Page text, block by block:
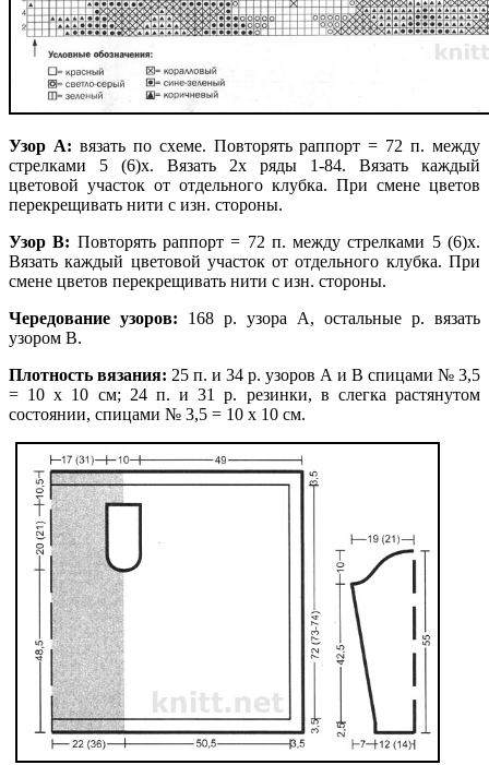
Узор А: вязать по схеме. Повторять раппорт = 72 п. между
стрелками 5 (6)х. Вязать 2х ряды 1-84. Вязать каждый
цветовой участок от отдельного клубка. При смене цветов
перекрещивать нити с изн. стороны.
Узор В: Повторять раппорт = 72 п. между стрелками 5 (6)х.
Вязать каждый цветовой участок от отдельного клубка. При
смене цветов перекрещивать нити с изн. стороны.
Чередование узоров: 168 р. узора А, остальные р. вязать
узором В.
Плотность вязания: 25 п. и 34 р. узоров А и В спицами № 3,5
= 10 х 10 см; 24 п. и 31 р. резинки, в слегка растянутом
состоянии, спицами № 3,5 = 10 х 10 см.